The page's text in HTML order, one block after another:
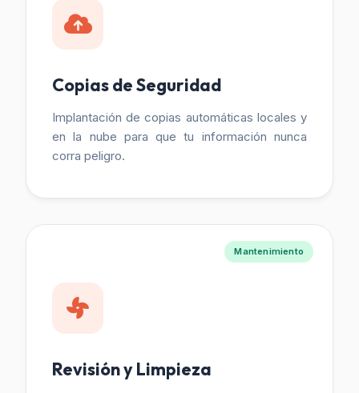
Copias de Seguridad
Implantación de copias automáticas locales y
en la nube para que tu información nunca
corra peligro.
Mantenimiento
Revisión y Limpieza